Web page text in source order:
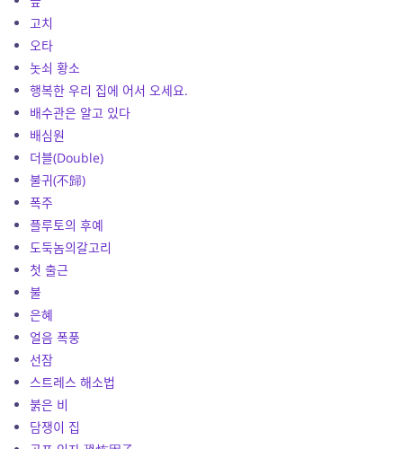
고치
오타
놋쇠 황소
행복한 우리 집에 어서 오세요.
배수관은 알고 있다
배심원
더블(Double)
불귀(不歸)
폭주
플루토의 후예
도둑놈의갈고리
첫 출근
불
은혜
얼음 폭풍
선잠
스트레스 해소법
붉은 비
담쟁이 집